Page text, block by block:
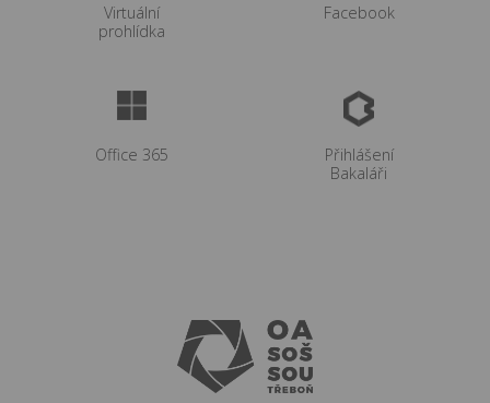
Virtuální
prohlídka
Facebook
Office 365
Přihlášení
Bakaláři